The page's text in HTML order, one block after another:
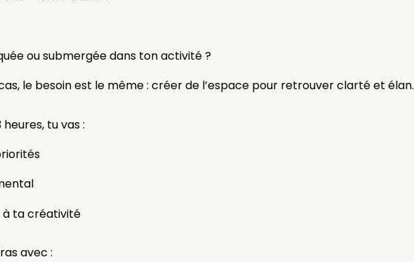
ou submergée dans ton activité ?
le besoin est le même : créer de l’espace pour retrouver clarté et élan.
tu vas :
à ta créativité
avec :